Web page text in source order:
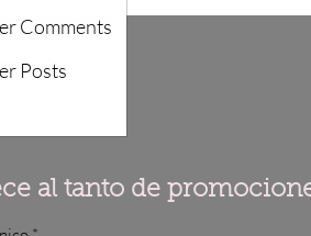
Comments
Posts
al tanto de